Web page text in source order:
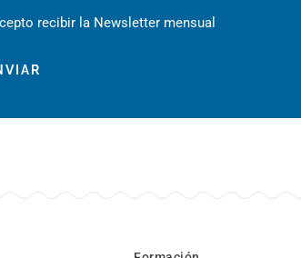
recibir la Newsletter mensual